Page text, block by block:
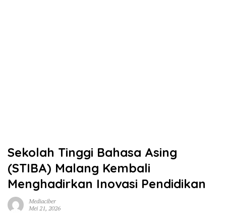
Sekolah Tinggi Bahasa Asing
(STIBA) Malang Kembali
Menghadirkan Inovasi Pendidikan
Mediaciber
Mei 21, 2026